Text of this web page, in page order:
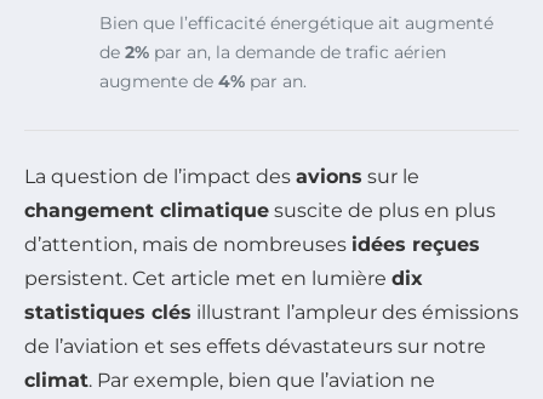
Bien que l’efficacité énergétique ait augmenté
de 2% par an, la demande de trafic aérien
augmente de 4% par an.
La question de l’impact des avions sur le
changement climatique suscite de plus en plus
d’attention, mais de nombreuses idées reçues
persistent. Cet article met en lumière dix
statistiques clés illustrant l’ampleur des émissions
de l’aviation et ses effets dévastateurs sur notre
climat. Par exemple, bien que l’aviation ne